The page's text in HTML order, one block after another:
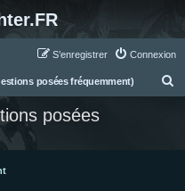
Connexion
S’enregistrer
posées fréquemment)
posées